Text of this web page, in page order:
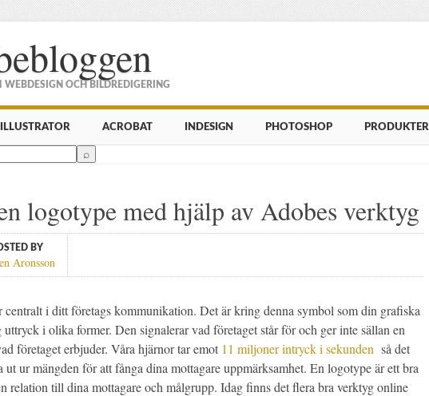
WEBDESIGN OCH BILDREDIGERING
ILLUSTRATOR ACROBAT INDESIGN PHOTOSHOP PRODUKTER
logotype med hjälp av Adobes verktyg
BY
Aronsson
centralt i ditt företags kommunikation. Det är kring denna symbol som din grafiska
uttryck i olika former. Den signalerar vad företaget står för och ger inte sällan en
företaget erbjuder. Våra hjärnor tar emot 11 miljoner intryck i sekunden så det
ut ur mängden för att fånga dina mottagare uppmärksamhet. En logotype är ett bra
relation till dina mottagare och målgrupp. Idag finns det flera bra verktyg online